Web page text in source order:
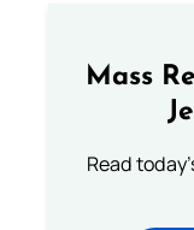
Mass
Read